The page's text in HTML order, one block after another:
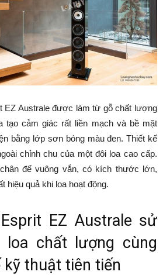
EZ Australe được làm từ gỗ chất lượng
tạo cảm giác rất liền mạch và bề mặt
bằng lớp sơn bóng màu đen. Thiết kế
chỉnh chu của một đôi loa cao cấp.
đế vuông vắn, có kích thước lớn,
hiệu quả khi loa hoạt động.
EZ Australe sử
loa chất lượng cùng
kỹ thuật tiên tiến